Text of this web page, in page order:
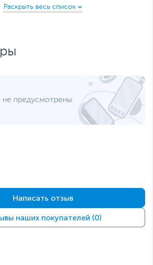
текст с ошибкой и нажмите Ctrl+Enter.
поставки и внешний вид данного товара
в каталоге интернет-магазина.
не предусмотрены.
Написать отзыв
наших покупателей (0)